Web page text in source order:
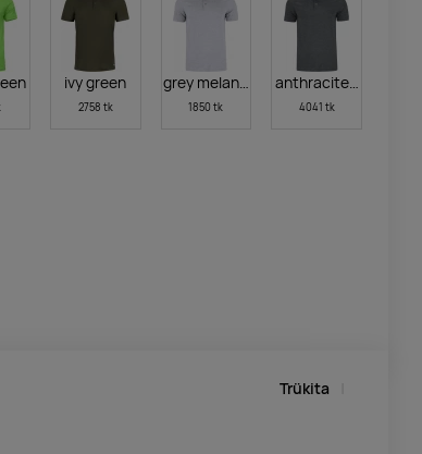
ivy green
2758 tk
grey melange
1850 tk
anthracite-melange
4041 tk
Trükita